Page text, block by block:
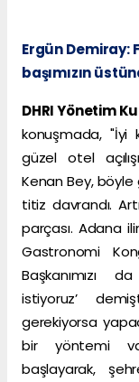
Ergün Demiray:
başımızın
DHRI Yönetim
konuşmada,
güzel otel
Kenan Bey,
titiz davrandı.
parçası. Adana
Gastronomi
Başkanımızı
istiyoruz’
gerekiyorsa
bir yöntemi
başlayarak,